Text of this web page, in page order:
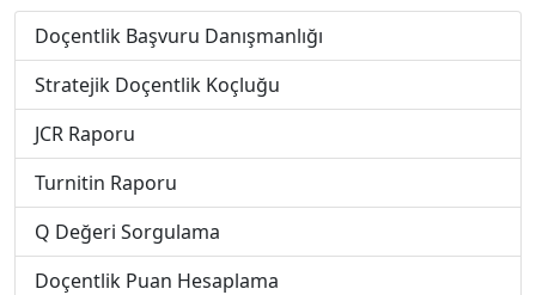
Doçentlik Başvuru Danışmanlığı
Stratejik Doçentlik Koçluğu
JCR Raporu
Turnitin Raporu
Q Değeri Sorgulama
Doçentlik Puan Hesaplama